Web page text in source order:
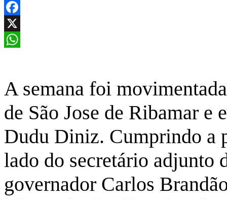
Facebook
X
A semana foi
de São Jose de Ribamar e
Dudu Diniz. Cumprindo a
lado do secretário adjunto
governador Carlos